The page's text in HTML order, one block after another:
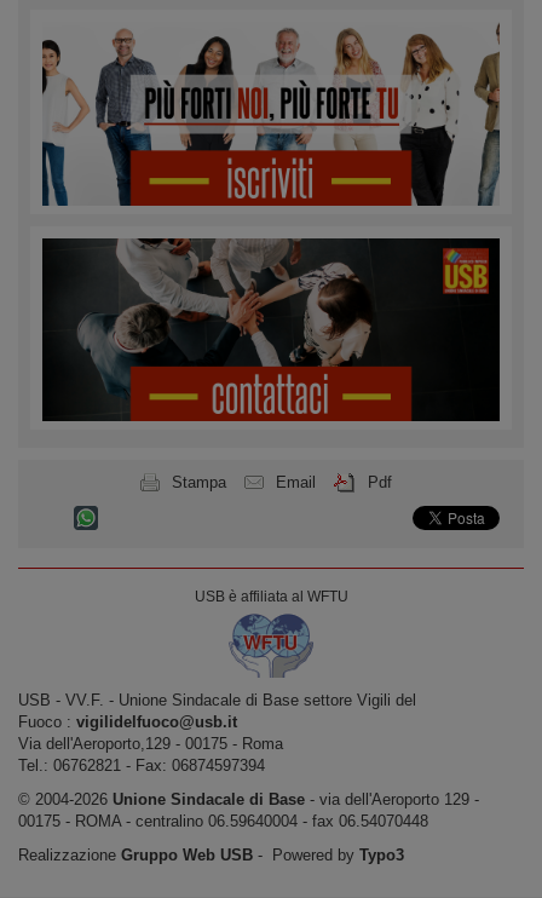
Stampa Email Pdf
USB è affiliata al WFTU
USB ‐ VV.F. - Unione Sindacale di Base settore Vigili del
Fuoco : vigilidelfuoco@usb.it
Via dell'Aeroporto,129 ‐ 00175 ‐ Roma
Tel.: 06762821 ‐ Fax: 06874597394
© 2004-2026 Unione Sindacale di Base ‐ via dell'Aeroporto 129 -
00175 - ROMA - centralino 06.59640004 - fax 06.54070448
Realizzazione Gruppo Web USB ‐ Powered by Typo3